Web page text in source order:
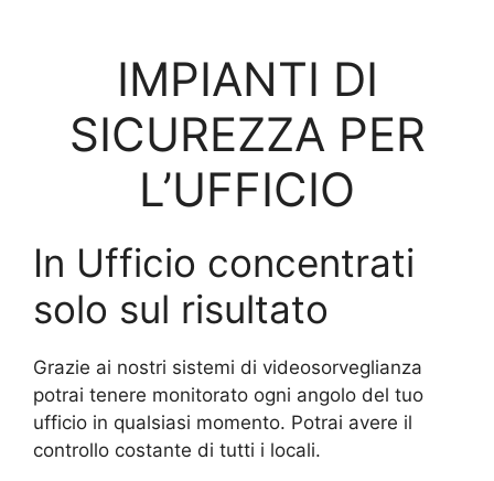
IMPIANTI DI
SICUREZZA PER
L’UFFICIO
In Ufficio concentrati
solo sul risultato
Grazie ai nostri sistemi di videosorveglianza
potrai tenere monitorato ogni angolo del tuo
ufficio in qualsiasi momento. Potrai avere il
controllo costante di tutti i locali.